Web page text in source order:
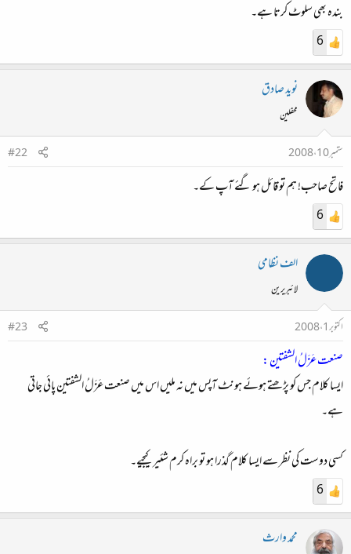
بندہ بھی سلوٹ کرتا ہے۔
6
نوید صادق
محفلین
ستمبر 10، 2008
#22
فاتح صاحب! ہم تو قائل ہو گئے آپ کے۔
6
الف نظامی
لائبریرین
اکتوبر 1، 2008
#23
صنعت عَزَلُ الشفتین :
ایسا کلام جس کو پڑھتے ہوئے ہونٹ آپس میں نہ ملیں اس میں صنعت عَزَلُ الشفتین پائی جاتی
ہے۔
کسی دوست کی نظر سے ایسا کلام گذرا ہو تو براہ کرم شئیر کیجیے۔
6
محمد وارث